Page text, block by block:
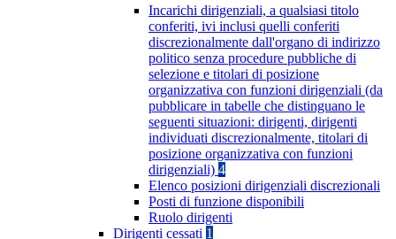
Incarichi dirigenziali, a qualsiasi titolo
conferiti, ivi inclusi quelli conferiti
discrezionalmente dall'organo di indirizzo
politico senza procedure pubbliche di
selezione e titolari di posizione
organizzativa con funzioni dirigenziali (da
pubblicare in tabelle che distinguano le
seguenti situazioni: dirigenti, dirigenti
individuati discrezionalmente, titolari di
posizione organizzativa con funzioni
dirigenziali) 4
Elenco posizioni dirigenziali discrezionali
Posti di funzione disponibili
Ruolo dirigenti
Dirigenti cessati 1